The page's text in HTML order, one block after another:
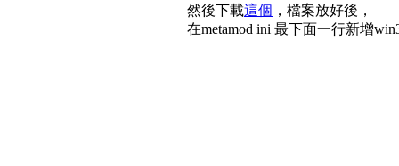
然後下載這個 ，檔案放好後，
在metamod ini 最下面一行新增